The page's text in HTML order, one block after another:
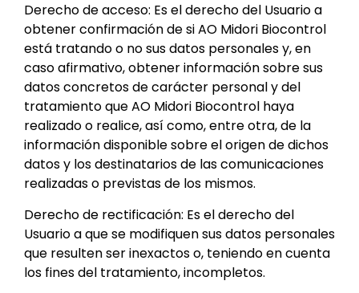
Derecho de acceso: Es el derecho del Usuario a
obtener confirmación de si AO Midori Biocontrol
está tratando o no sus datos personales y, en
caso afirmativo, obtener información sobre sus
datos concretos de carácter personal y del
tratamiento que AO Midori Biocontrol haya
realizado o realice, así como, entre otra, de la
información disponible sobre el origen de dichos
datos y los destinatarios de las comunicaciones
realizadas o previstas de los mismos.
Derecho de rectificación: Es el derecho del
Usuario a que se modifiquen sus datos personales
que resulten ser inexactos o, teniendo en cuenta
los fines del tratamiento, incompletos.